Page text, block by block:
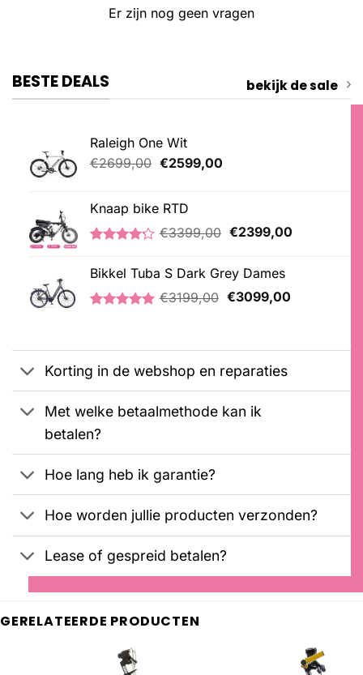
Er zijn nog geen vragen
BESTE DEALS bekijk de sale
Raleigh One Wit
€2699,00 Oorspronkelijke
€2699,00.
€2599,00Huidige
Knaap bike RTD
4.20
op 5
gebaseerd
op
klantbeoordelingen
€3399,00 Oorspronkelijke
€3399,00.
€2399,00Huidige
Bikkel Tuba S Dark Grey Dames
klantbeoordeling
€3199,00 Oorspronkelijke
€3099,00Huidige
Korting in de webshop en reparaties
Met welke betaalmethode kan ik
betalen?
Hoe lang heb ik garantie?
Hoe worden jullie producten verzonden?
Lease of gespreid betalen?
GERELATEERDE PRODUCTEN